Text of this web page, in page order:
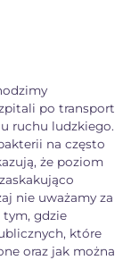
po transport
ruchu ludzkiego.
na często
że poziom
nie uważamy za
tym, gdzie
które
oraz jak można